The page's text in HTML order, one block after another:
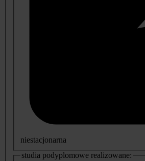
niestacjonarna
studia podyplomowe realizowane: